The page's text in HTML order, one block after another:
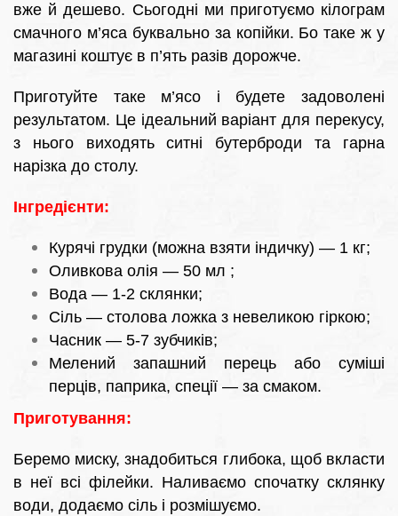
вже й дешево. Сьогодні ми приготуємо кілограм
смачного м’яса буквально за копійки. Бо таке ж у
магазині коштує в п’ять разів дорожче.
Приготуйте таке м’ясо і будете задоволені
результатом. Це ідеальний варіант для перекусу,
з нього виходять ситні бутерброди та гарна
нарізка до столу.
Інгредієнти:
Курячі грудки (можна взяти індичку) — 1 кг;
Оливкова олія — 50 мл ;
Вода — 1-2 склянки;
Сіль — столова ложка з невеликою гіркою;
Часник — 5-7 зубчиків;
Мелений запашний перець або суміші
перців, паприка, спеції — за смаком.
Приготування:
Беремо миску, знадобиться глибока, щоб вкласти
в неї всі філейки. Наливаємо спочатку склянку
води, додаємо сіль і розмішуємо.